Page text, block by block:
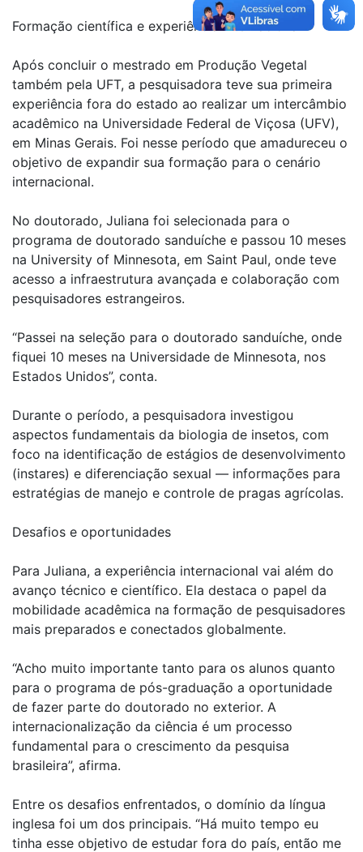
Formação científica e experiência internacional
Após concluir o mestrado em Produção Vegetal
também pela UFT, a pesquisadora teve sua primeira
experiência fora do estado ao realizar um intercâmbio
acadêmico na Universidade Federal de Viçosa (UFV),
em Minas Gerais. Foi nesse período que amadureceu o
objetivo de expandir sua formação para o cenário
internacional.
No doutorado, Juliana foi selecionada para o
programa de doutorado sanduíche e passou 10 meses
na University of Minnesota, em Saint Paul, onde teve
acesso a infraestrutura avançada e colaboração com
pesquisadores estrangeiros.
“Passei na seleção para o doutorado sanduíche, onde
fiquei 10 meses na Universidade de Minnesota, nos
Estados Unidos”, conta.
Durante o período, a pesquisadora investigou
aspectos fundamentais da biologia de insetos, com
foco na identificação de estágios de desenvolvimento
(instares) e diferenciação sexual — informações para
estratégias de manejo e controle de pragas agrícolas.
Desafios e oportunidades
Para Juliana, a experiência internacional vai além do
avanço técnico e científico. Ela destaca o papel da
mobilidade acadêmica na formação de pesquisadores
mais preparados e conectados globalmente.
“Acho muito importante tanto para os alunos quanto
para o programa de pós-graduação a oportunidade
de fazer parte do doutorado no exterior. A
internacionalização da ciência é um processo
fundamental para o crescimento da pesquisa
brasileira”, afirma.
Entre os desafios enfrentados, o domínio da língua
inglesa foi um dos principais. “Há muito tempo eu
tinha esse objetivo de estudar fora do país, então me